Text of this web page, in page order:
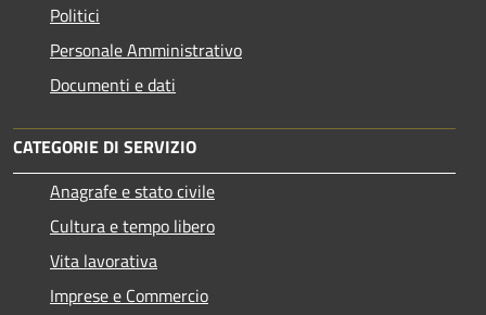
Politici
Personale Amministrativo
Documenti e dati
CATEGORIE DI SERVIZIO
Anagrafe e stato civile
Cultura e tempo libero
Vita lavorativa
Imprese e Commercio